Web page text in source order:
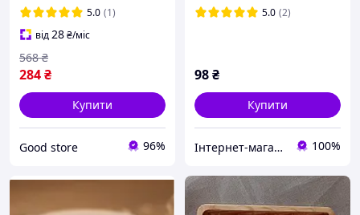
5.0 (1)
від28₴/міс
284₴
568 ₴
Купити
Good store 96%
КР14560
5.0 (2)
98₴
Купити
Інтернет-магазин "PANNOCHKA" 100%